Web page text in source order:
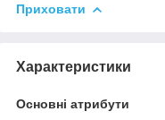
Приховати
Характеристики
Основні атрибути